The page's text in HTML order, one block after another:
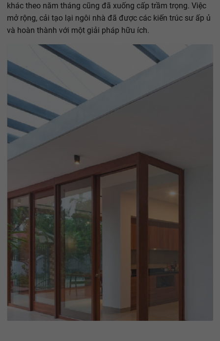
khác theo năm tháng cũng đã xuống cấp trầm trọng. Việc
mở rộng, cải tạo lại ngôi nhà đã được các kiến trúc sư ấp ủ
và hoàn thành với một giải pháp hữu ích.